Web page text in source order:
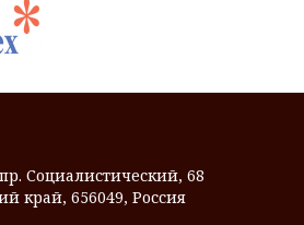
Социалистический, 68
край, 656049, Россия